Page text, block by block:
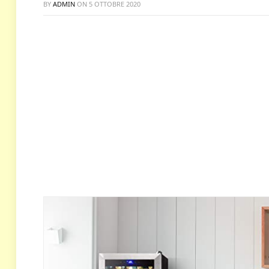
BY ADMIN ON 5 OTTOBRE 2020